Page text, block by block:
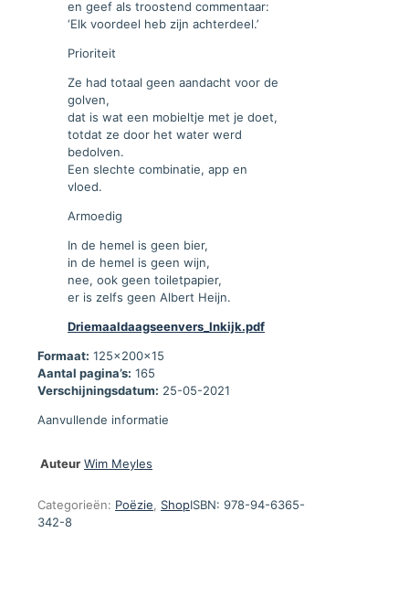
en geef als troostend commentaar:
‘Elk voordeel heb zijn achterdeel.’
Prioriteit
Ze had totaal geen aandacht voor de
golven,
dat is wat een mobieltje met je doet,
totdat ze door het water werd
bedolven.
Een slechte combinatie, app en
vloed.
Armoedig
In de hemel is geen bier,
in de hemel is geen wijn,
nee, ook geen toiletpapier,
er is zelfs geen Albert Heijn.
Driemaaldaagseenvers_Inkijk.pdf
Formaat: 125x200x15
Aantal pagina’s: 165
Verschijningsdatum: 25-05-2021
Aanvullende informatie
Auteur Wim Meyles
Categorieën: Poëzie ShopISBN: 978-94-6365-
342-8